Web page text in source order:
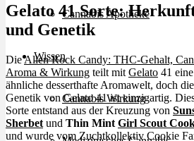
Cannabis Apotheke
Wissen
Cannabis Wirkung
Gelato 41 Sorte:
und Genetik
DieAlien Rock Candy: THC-Gehalt,
Aroma & Wirkung teilt mit Gelato 41 eine
ähnliche desserthafte Aromawelt, doch die
Genetik von Gelato 41 ist einzigartig.
Sorte entstand aus der Kreuzung von
Sherbet und Thin Mint Girl Scout
und wurde vom Zuchtkollektiv Cookie